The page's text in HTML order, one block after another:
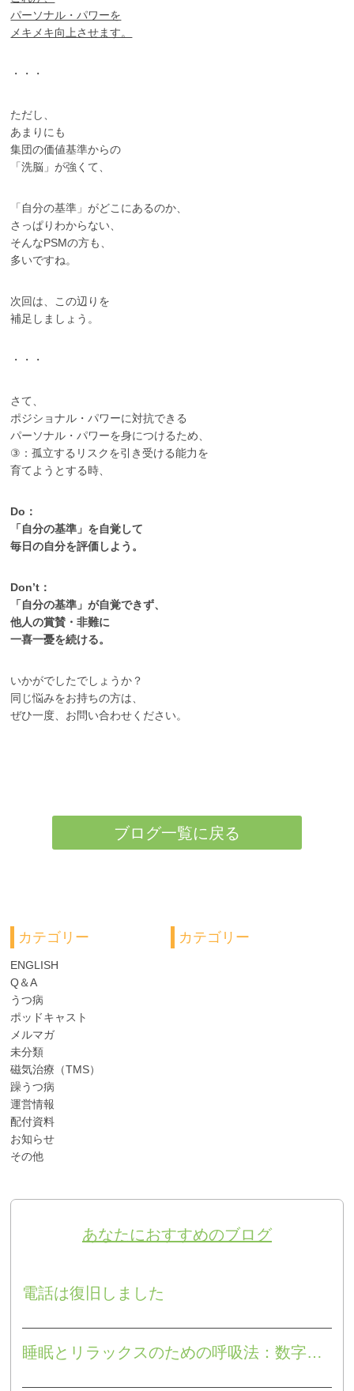
パーソナル・パワーを
メキメキ向上させます。
・・・
ただし、
あまりにも
集団の価値基準からの
「洗脳」が強くて、
「自分の基準」がどこにあるのか、
さっぱりわからない、
そんなPSMの方も、
多いですね。
次回は、この辺りを
補足しましょう。
・・・
さて、
ポジショナル・パワーに対抗できる
パーソナル・パワーを身につけるため、
③：孤立するリスクを引き受ける能力を
育てようとする時、
Do：
「自分の基準」を自覚して
毎日の自分を評価しよう。
Don’t：
「自分の基準」が自覚できず、
他人の賞賛・非難に
一喜一憂を続ける。
いかがでしたでしょうか？
同じ悩みをお持ちの方は、
ぜひ一度、お問い合わせください。
ブログ一覧に戻る
カテゴリー
ENGLISH
Q＆A
うつ病
ポッドキャスト
メルマガ
未分類
磁気治療（TMS）
躁うつ病
運営情報
配付資料
お知らせ
その他
カテゴリー
あなたにおすすめのブログ
電話は復旧しました
睡眠とリラックスのための呼吸法：数字によるラベリング